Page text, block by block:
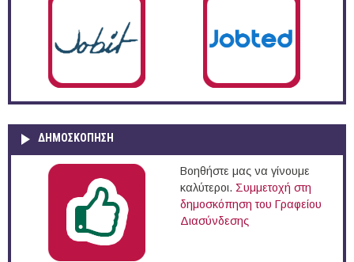
ΔΗΜΟΣΚΌΠΗΣΗ
Βοηθήστε μας να γίνουμε
καλύτεροι. Συμμετοχή στη
δημοσκόπηση του Γραφείου
Διασύνδεσης